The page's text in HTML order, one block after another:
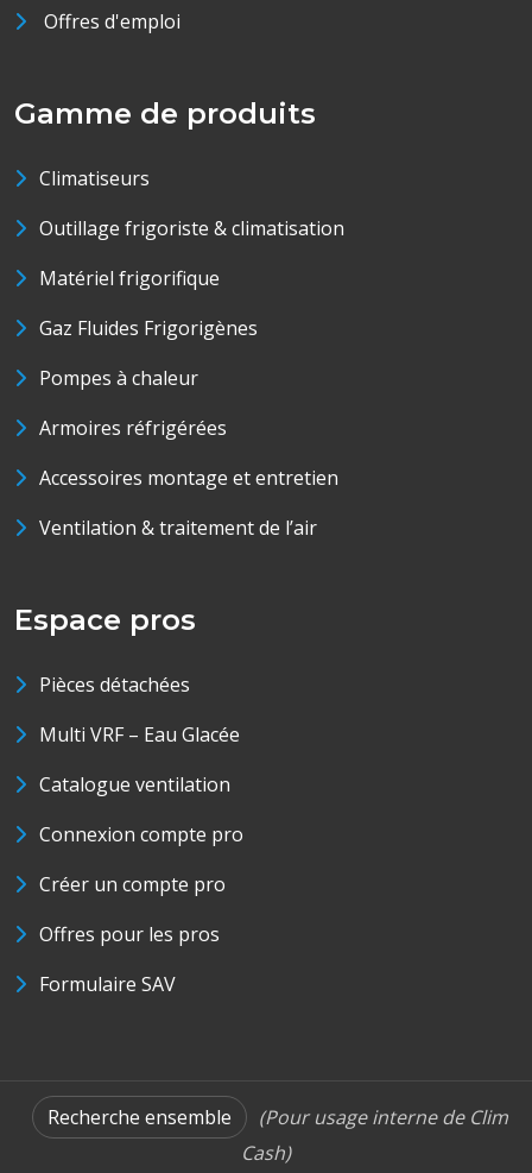
Offres d'emploi
Gamme de produits
Climatiseurs
Outillage frigoriste & climatisation
Matériel frigorifique
Gaz Fluides Frigorigènes
Pompes à chaleur
Armoires réfrigérées
Accessoires montage et entretien
Ventilation & traitement de l’air
Espace pros
Pièces détachées
Multi VRF – Eau Glacée
Catalogue ventilation
Connexion compte pro
Créer un compte pro
Offres pour les pros
Formulaire SAV
Recherche ensemble
(Pour usage interne de Clim
Cash)